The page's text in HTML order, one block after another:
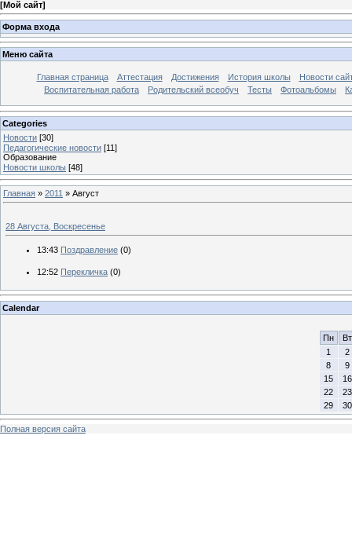
[Мой сайт]
Форма входа
Меню сайта
Главная страница Аттестация Достижения История школы
Новости
Воспитательная работа
Родительский всеобуч Тесты Фотоальбомы
Categories
Новости [30]
Педагогические новости [11]
Образование
Новости школы [48]
Главная » 2011 » Август
28 Августа, Воскресенье
13:43 Поздравление (0)
12:52 Перекличка (0)
Calendar
Пн
Вт
1
2
8
9
15
16
22
23
29
30
Полная версия сайта